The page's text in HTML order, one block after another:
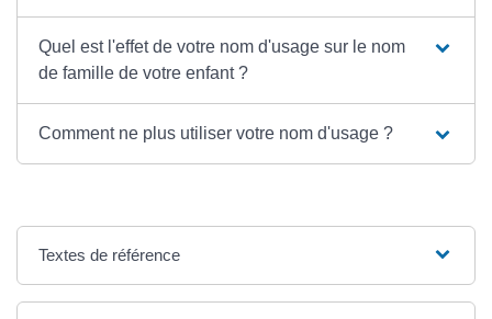
Quel est l'effet de votre nom d'usage sur le nom
de famille de votre enfant ?
Comment ne plus utiliser votre nom d'usage ?
Textes de référence